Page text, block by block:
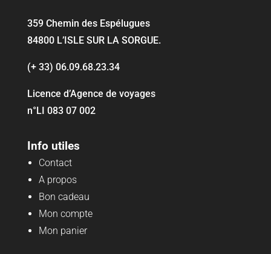
359 Chemin des Espélugues
84800 L’ISLE SUR LA SORGUE.
(+ 33) 06.09.68.23.34
Licence d’Agence de voyages
n°LI 083 07 002
Info utiles
Contact
A propos
Bon cadeau
Mon compte
Mon panier